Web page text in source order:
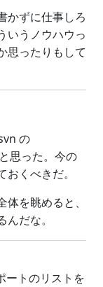
かずに仕事しろ
いうノウハウっ
思ったりもして
の
思った。今の
くべきだ。
を眺めると、
だな。
ートのリストを